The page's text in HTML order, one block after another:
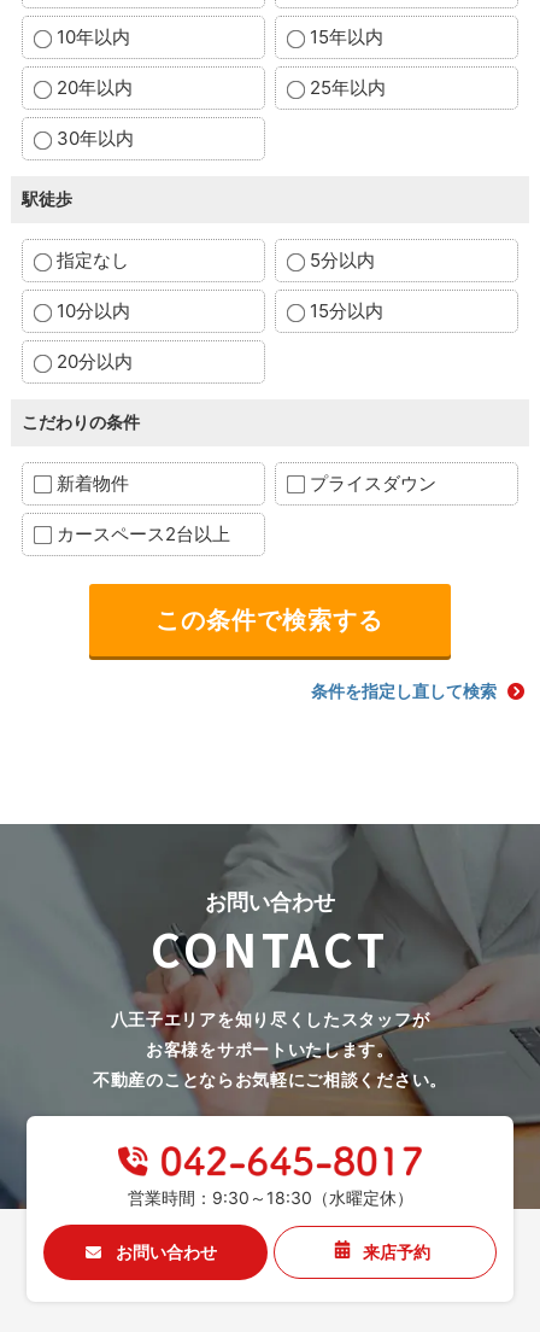
10年以内 15年以内
20年以内 25年以内
30年以内
駅徒歩
指定なし 5分以内
10分以内 15分以内
20分以内
こだわりの条件
新着物件 プライスダウン
カースペース2台以上
条件を指定し直して検索
お問い合わせ
CONTACT
八王子エリアを知り尽くしたスタッフが
お客様をサポートいたします。
不動産のことならお気軽にご相談ください。
営業時間：9:30～18:30（水曜定休）
お問い合わせ 来店予約